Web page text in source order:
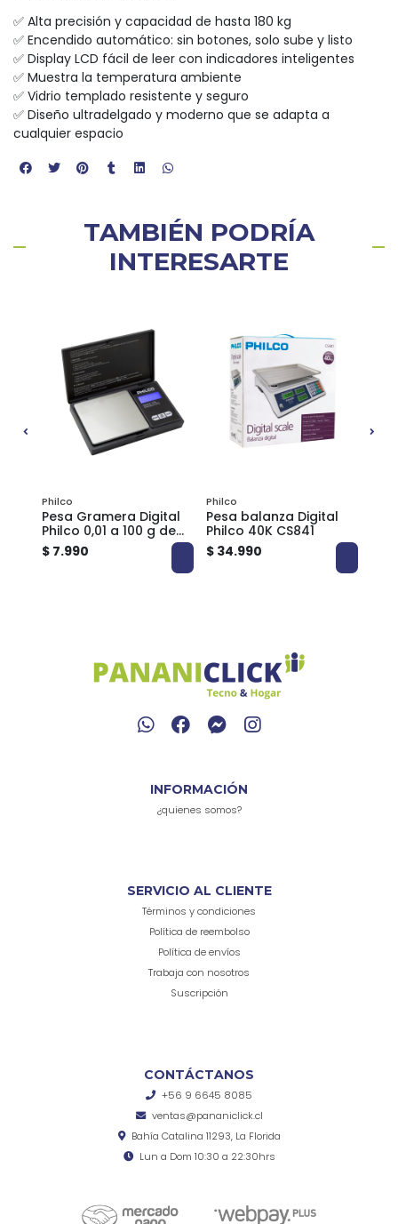
✅ Alta precisión y capacidad de hasta 180 kg
✅ Encendido automático: sin botones, solo sube y listo
✅ Display LCD fácil de leer con indicadores inteligentes
✅ Muestra la temperatura ambiente
✅ Vidrio templado resistente y seguro
✅ Diseño ultradelgado y moderno que se adapta a
cualquier espacio
TAMBIÉN PODRÍA
INTERESARTE
Philco
Pesa Gramera Digital
Philco 0,01 a 100 g de
Alta Precisión con
Pantalla
$ 7.990
Philco
Pesa balanza Digital
Philco 40K CS841
$ 34.990
INFORMACIÓN
¿quienes somos?
SERVICIO AL CLIENTE
Términos y condiciones
Política de reembolso
Política de envíos
Trabaja con nosotros
Suscripción
CONTÁCTANOS
+56 9 6645 8085
ventas@pananiclick.cl
Bahía Catalina 11293, La Florida
Lun a Dom 10:30 a 22:30hrs